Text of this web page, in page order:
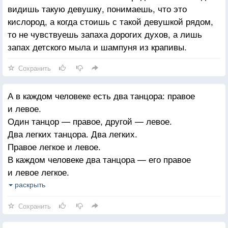
видишь такую девушку, понимаешь, что это
кислород, а когда стоишь с такой девушкой рядом,
то не чувствуешь запаха дорогих духов, а лишь
запах детского мыла и шампуня из крапивы.
Сохранить
А в каждом человеке есть два танцора: правое
и левое.
Один танцор — правое, другой — левое.
Два легких танцора. Два легких.
Правое легкое и левое.
В каждом человеке два танцора — его правое
и левое легкое.
Легкие танцуют, и человек получает кислород.
в районе легких, то танцы прекратятся.
Легкие не танцуют, кислород прекращает поступать.
раскрыть
Сохранить